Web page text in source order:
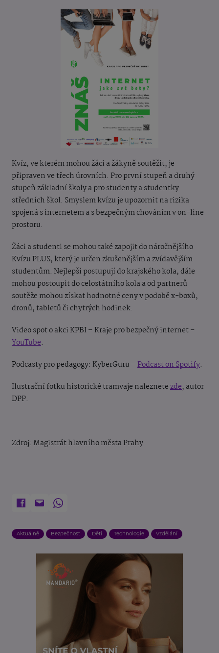
Kvíz, ve kterém mohou žáci a žákyně soutěžit, je
připraven ve třech úrovních. Pro první stupeň a druhý
stupeň základní školy a pro studenty a studentky
středních škol. Smyslem kvízu je upozornit na rizika
spojená s internetem a s bezpečným chováním v on-line
prostoru.
Žáci a studenti se mohou také zapojit do náročnějšího
Kvízu PLUS, který je určen zkušenějším a zvídavějším
studentům. Nejlepší postupují do krajského kola, dále
mohou postoupit do celostátního kola a od partnerů
soutěže mohou získat hodnotné ceny v podobě x-boxů,
dronů, tabletů či chytrých hodinek.
Video spot o akci KPBI – Kraje pro bezpečný internet –
YouTube.
Podcasty pro pedagogy: KyberGuru –Podcast on Spotify.
Ilustrační fotku historické tramvaje naleznetezde, autor
DPP.
Zdroj: Magistrát hlavního města Prahy
Aktuálně Bezpečnost Děti Technologie Vzdělání